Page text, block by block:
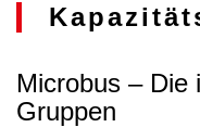
Microbus – Die
Gruppen